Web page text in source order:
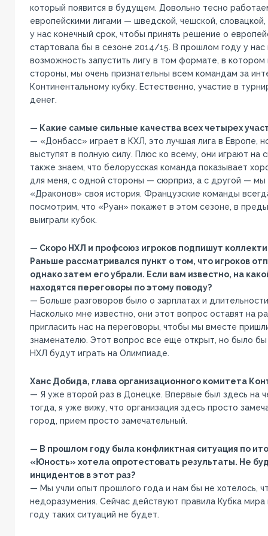
который появится в будущем. Довольно тесно
европейскими лигами — шведской, чешской,
у нас конечный срок, чтобы принять решение о
стартовала бы в сезоне 2014/15. В прошлом году у нас
возможность запустить лигу в том формате, в
стороны, мы очень признательны всем командам за
Континентальному кубку. Естественно, участие в
денег.
— Какие самые сильные качества всех четырех
— «Донбасс» играет в КХЛ, это лучшая лига в Европе,
выступят в полную силу. Плюс ко всему, они играют на
также знаем, что белорусская команда показывает
для меня, с одной стороны — сюрприз, а с другой — мы
«Драконов» своя история. Французские команды
посмотрим, что «Руан» покажет в этом сезоне, в
выиграли кубок.
— Скоро НХЛ и профсоюз игроков подпишут
Раньше рассматривался пункт о том, что игроков
однако затем его убрали. Если вам известно, на
находятся переговоры по этому поводу?
— Больше разговоров было о зарплатах и
Насколько мне известно, они этот вопрос оставят на
пригласить нас на переговоры, чтобы мы вместе
знаменателю. Этот вопрос все еще открыт, но было бы
НХЛ будут играть на Олимпиаде.
Ханс Добида, глава организационного комитета
— Я уже второй раз в Донецке. Впервые был здесь на
тогда, я уже вижу, что организация здесь просто
город, прием просто замечательный.
— В прошлом году была конфликтная ситуация по
«Юность» хотела опротестовать результаты. Не
инцидентов в этот раз?
— Мы учли опыт прошлого года и нам бы не хотелось,
недоразумения. Сейчас действуют правила Кубка
году таких ситуаций не будет.